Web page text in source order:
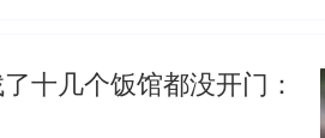
十几个饭馆都没开门：